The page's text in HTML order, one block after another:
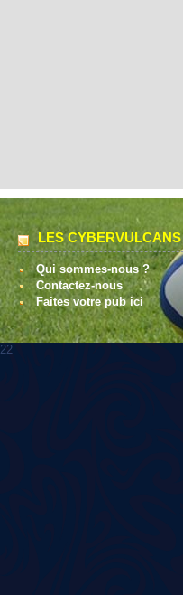
LES CYBERVULCANS
Qui sommes-nous ?
Contactez-nous
Faites votre pub ici
22